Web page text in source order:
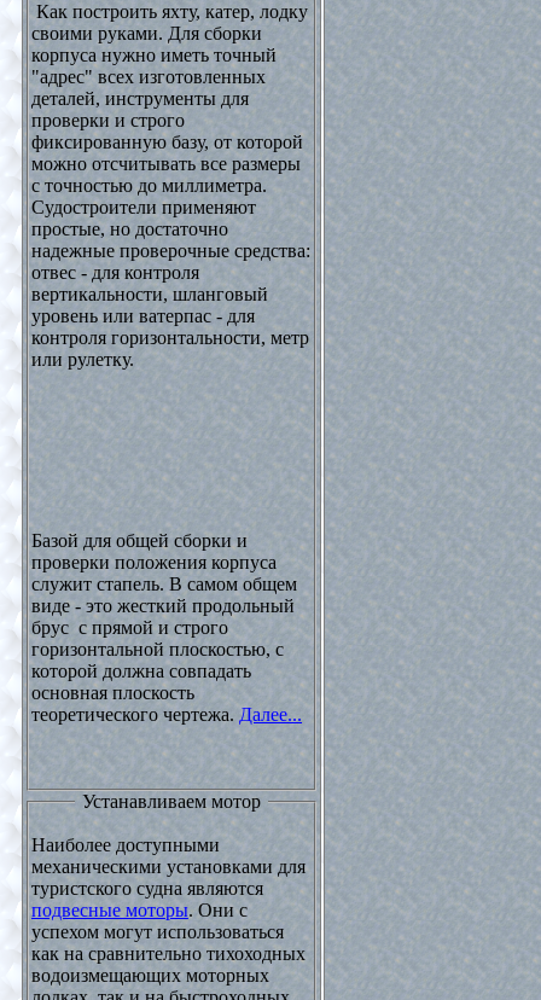
Как построить яхту, катер, лодку
своими руками. Для сборки
корпуса нужно иметь точный
"адрес" всех изготовленных
деталей, инструменты для
проверки и строго
фиксированную базу, от которой
можно отсчитывать все размеры
с точностью до миллиметра.
Судостроители применяют
простые, но достаточно
надежные проверочные средства:
отвес - для контроля
вертикальности, шланговый
уровень или ватерпас - для
контроля горизонтальности, метр
или рулетку.
Базой для общей сборки и
проверки положения корпуса
служит стапель. В самом общем
виде - это жесткий продольный
брус с прямой и строго
горизонтальной плоскостью, с
которой должна совпадать
основная плоскость
теоретического чертежа. Далее...
Устанавливаем мотор
Наиболее доступными
механическими установками для
туристского судна являются
подвесные моторы. Они с
успехом могут использоваться
как на сравнительно тихоходных
водоизмещающих моторных